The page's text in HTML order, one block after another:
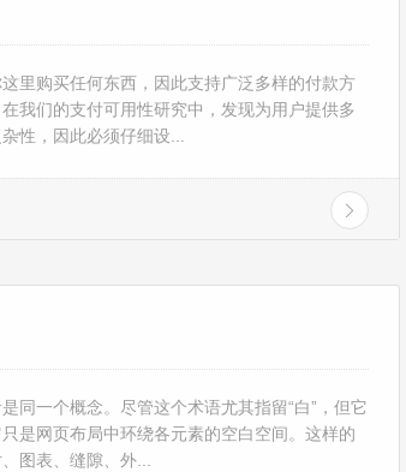
里购买任何东西，因此支持广泛多样的付款方
我们的支付可用性研究中，发现为用户提供多
性，因此必须仔细设...
同一个概念。尽管这个术语尤其指留“白”，但它
是网页布局中环绕各元素的空白空间。这样的
图表、缝隙、外...